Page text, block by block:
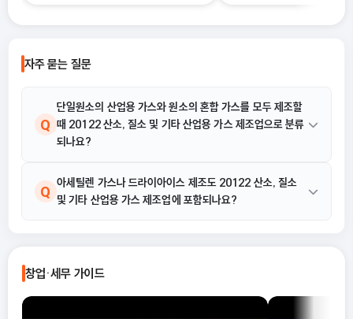
경비율의 개념부터, 어떤 경우에 어떤 방
으로 정리합니다.
자주 묻는 질문
Q
단일원소의 산업용 가스와 원소의 혼합 가스를 모두 제조할
때 20122 산소, 질소 및 기타 산업용 가스 제조업으로 분류
되나요?
A 네, 분류됩니다. 본 산업은 산업용 압축, 액화 또는 냉동 공기, 원소
가스, 혼합 가스 등을 제조하는 활동을 의미하며, 활동 예시로 단일
Q
아세틸렌 가스나 드라이아이스 제조도 20122 산소, 질소
및 기타 산업용 가스 제조업에 포함되나요?
제조 활동에 해당하기 때문입니다.
창업·세무 가이드